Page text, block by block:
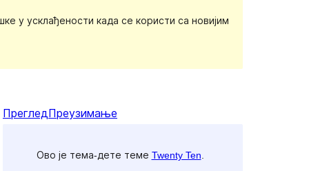
у усклађености када се користи са новијим
Преглед Преузимање
Ово је тема-дете теме Twenty Ten